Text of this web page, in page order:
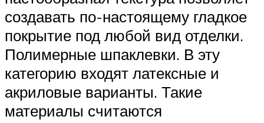
создавать по-настоящему гладкое
покрытие под любой вид отделки.
Полимерные шпаклевки. В эту
категорию входят латексные и
акриловые варианты. Такие
материалы считаются